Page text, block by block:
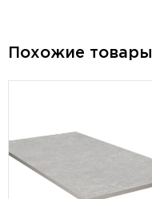
Похожие товары